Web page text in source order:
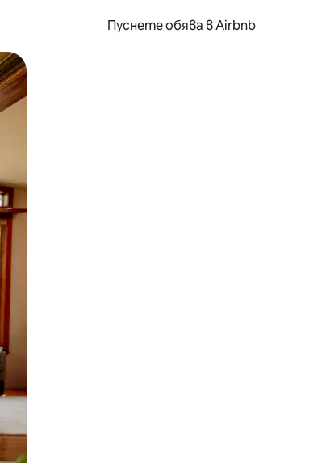
Пуснете обява в Airbnb
или плъзгане.